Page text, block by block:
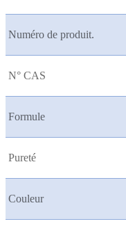
Numéro de produit.
N° CAS
Formule
Pureté
Couleur